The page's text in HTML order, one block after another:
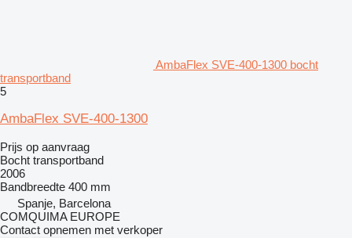
AmbaFlex SVE-400-1300 bocht
transportband
5
AmbaFlex SVE-400-1300
Prijs op aanvraag
Bocht transportband
2006
Bandbreedte 400 mm
Spanje, Barcelona
COMQUIMA EUROPE
Contact opnemen met verkoper